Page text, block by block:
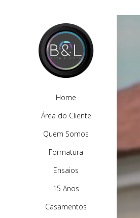
Home
Área do Cliente
Quem Somos
Formatura
Ensaios
15 Anos
Casamentos